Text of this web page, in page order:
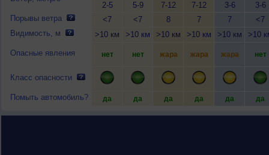
Порывы ветра
Видимость, м
Опасные явления
Класс опасности
Помыть автомобиль?
2-5
<7
>10 км
нет
да
5-9
<7
>10 км
нет
да
7-12
8
>10 км
жара
да
7-12
7
>10 км
жара
да
3-6
7
>10 км
жара
да
3-6
<7
>10
нет
да